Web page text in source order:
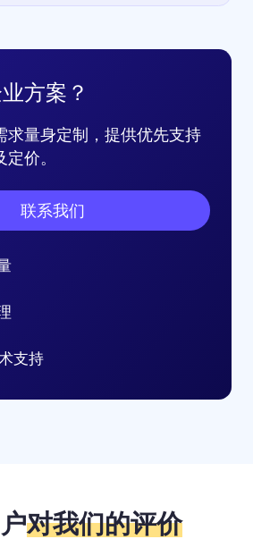
方案？
求量身定制，提供优先支持
价。
联系我们
支持
对我们的评价